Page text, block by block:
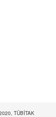
TÜBİTAK